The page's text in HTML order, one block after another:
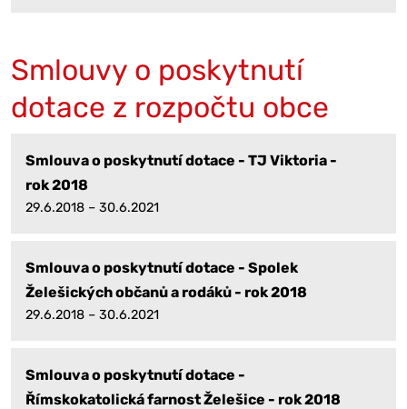
Smlouvy o poskytnutí
dotace z rozpočtu obce
Smlouva o poskytnutí dotace - TJ Viktoria -
rok 2018
29.6.2018 – 30.6.2021
Smlouva o poskytnutí dotace - Spolek
Želešických občanů a rodáků - rok 2018
29.6.2018 – 30.6.2021
Smlouva o poskytnutí dotace -
Římskokatolická farnost Želešice - rok 2018